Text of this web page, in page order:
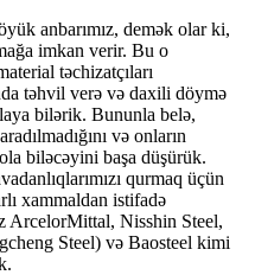
anbarımız, demək olar ki,
imkan verir. Bu o
təchizatçıları
təhvil verə və daxili döymə
bilərik. Bununla belə,
və onların
biləcəyini başa düşürük.
qurmaq üçün
xammaldan istifadə
ArcelorMittal, Nisshin Steel,
Steel) və Baosteel kimi